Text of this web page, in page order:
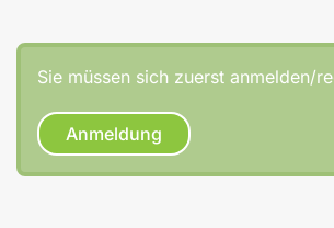
Sie müssen sich zuerst anmelden/
Anmeldung